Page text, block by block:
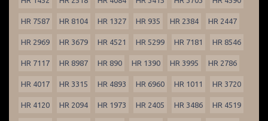
HR 7587 HR 8104 HR 1327 HR 935 HR 2384 HR 2447
HR 2969 HR 3679 HR 4521 HR 5299 HR 7181 HR 8546
HR 7117 HR 8987 HR 890 HR 1390 HR 3995 HR 2786
HR 4017 HR 3315 HR 4893 HR 6960 HR 1011 HR 3720
HR 4120 HR 2094 HR 1973 HR 2405 HR 3486 HR 4519